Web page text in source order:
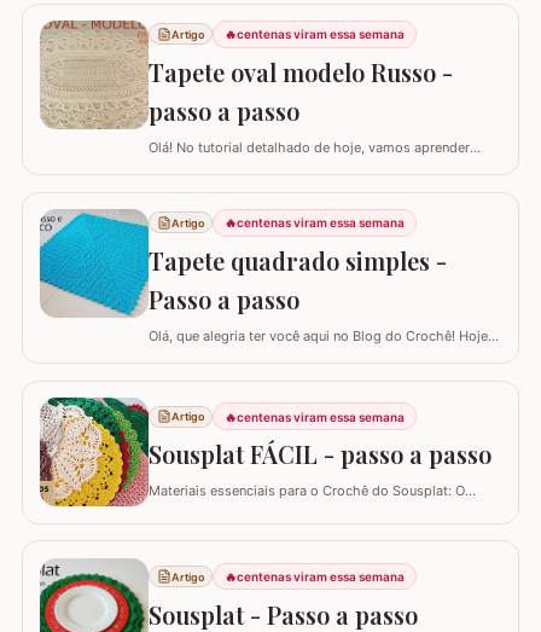
Artigo 🔥centenas viram essa semana
Tapete oval modelo Russo -
passo a passo
Olá! No tutorial detalhado de hoje, vamos aprender
RUSSO. Recentemente, postamos aqui no blog a versão
redonda deste modelo, e você pode conferir clicando
AQUI. Este é um trabalho clássico que combina com
vários ambientes e é uma excelente…
Artigo 🔥centenas viram essa semana
Tapete quadrado simples -
Passo a passo
Olá, que alegria ter você aqui no Blog do Crochê! Hoje
juntos o TAPETE QUADRADO SIMPLES. Este é um
modelo clássico, super fácil de executar e muito
versátil, pois permite que você adapte o tamanho
conforme a sua necessidade, garantindo que o…
Artigo 🔥centenas viram essa semana
Sousplat FÁCIL - passo a passo
Materiais essenciais para o Crochê do Sousplat: O
cerca de 43 cm, além de tesoura e agulha de tapeçaria
Artigo 🔥centenas viram essa semana
Sousplat - Passo a passo